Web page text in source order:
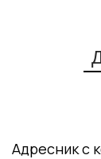
Адресник с